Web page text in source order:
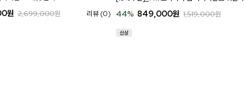
원 2,699,000원 리뷰 (0) 44% 849,000원 1,519,000원